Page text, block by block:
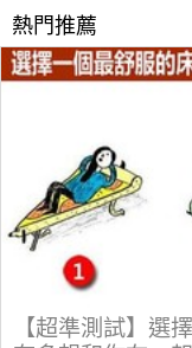
熱門推薦
【超準測試】選